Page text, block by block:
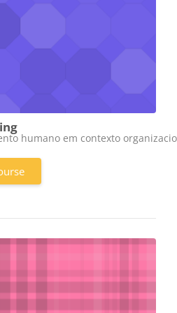
humano em contexto